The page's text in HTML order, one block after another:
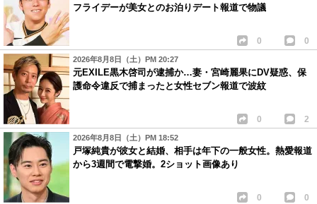
フライデーが美女とのお泊りデート報道で物議
0 0
2026年8月8日（土）PM 20:27
元EXILE黒木啓司が逮捕か…妻・宮崎麗果にDV疑惑、保
護命令違反で捕まったと女性セブン報道で波紋
0 2
2026年8月8日（土）PM 18:52
戸塚純貴が彼女と結婚、相手は年下の一般女性。熱愛報道
から3週間で電撃婚。2ショット画像あり
0 0